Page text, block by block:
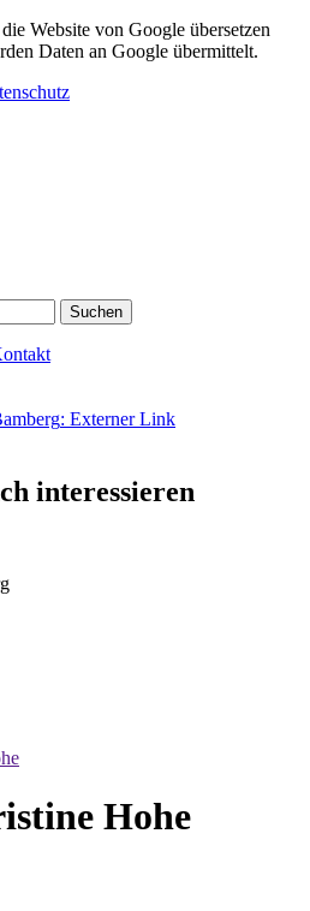
Website von Google übersetzen
Daten an Google übermittelt.
Suchen
: Externer Link
interessieren
Hohe